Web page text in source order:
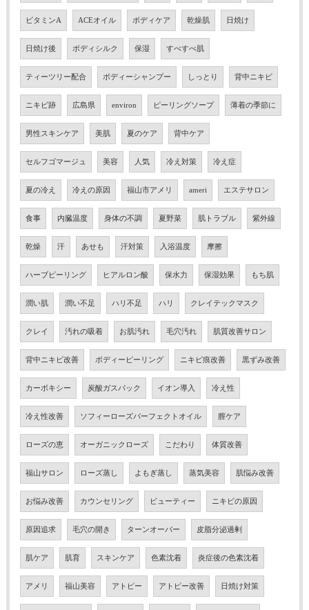
ビタミンA ACEオイル ボディケア 乾燥肌 日焼け
日焼け後 ボディシルク 保湿 すべすべ肌
ティーツリー配合 ボディーシャンプー しっとり 背中ニキビ
ニキビ跡 広島県 environ ピーリングソープ 薄着の季節に
男性スキンケア 美肌 夏のケア 背中ケア
セルフゴマージュ 美容 人気 冷え対策 冷え症
夏の冷え 冷えの原因 福山市アメリ ameri エステサロン
食事 内臓温度 身体の不調 夏野菜 肌トラブル 紫外線
乾燥 汗 あせも 汗対策 入浴温度 摩擦
ハーブピーリング ヒアルロン酸 保水力 保湿効果 もち肌
潤い肌 潤い不足 ハリ不足 ハリ クレイテックマスク
クレイ 汚れの吸着 お肌汚れ 毛穴汚れ 肌質改善サロン
背中ニキビ改善 ボディーピーリング ニキビ痕改善 黒ずみ改善
カーボキシー 炭酸ガスパック イオン導入 冷え性
冷え性改善 ソフィーローズパーフェクトオイル 膣ケア
ローズの恵 オーガニックローズ こだわり 体質改善
福山サロン ローズ蒸し よもぎ蒸し 蒸気美容 肌悩み改善
お悩み改善 カウンセリング ビューティー ニキビの原因
原因追求 毛穴の開き ターンオーバー 皮脂分泌過剰
肌ケア 肌育 スキンケア 色素沈着 炎症後の色素沈着
アメリ 福山美容 アトピー アトピー改善 日焼け対策